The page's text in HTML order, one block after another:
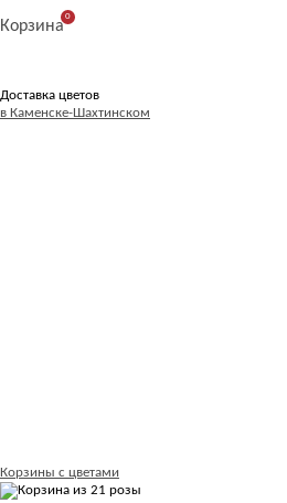
Корзина
0
Доставка цветов
в Каменске-Шахтинском
Корзины с цветами